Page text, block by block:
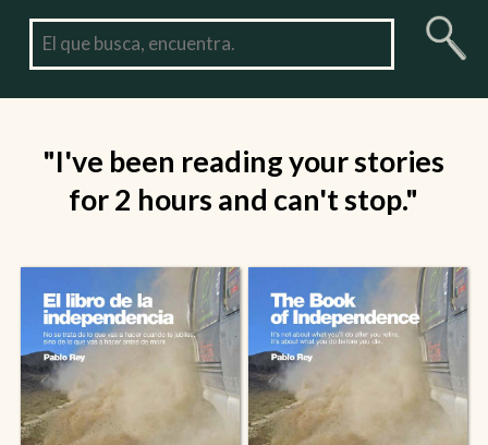
"I've been reading your stories
for 2 hours and can't stop."